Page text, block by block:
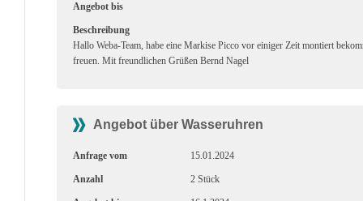
Angebot bis
Beschreibung
Hallo Weba-Team, habe eine Markise Picco vor einiger Zeit montiert
freuen. Mit freundlichen Grüßen Bernd Nagel
Angebot über Wasseruhren
Anfrage vom 15.01.2024
Anzahl 2 Stück